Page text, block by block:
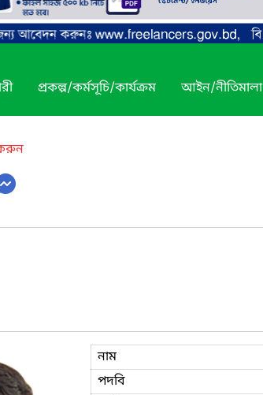
প্রকল্প/কর্মসূচি/কার্যক্রম আইন/নীতিমালা
নাম
পদবি